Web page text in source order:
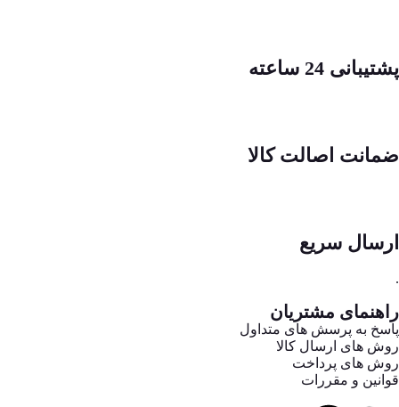
پشتیبانی 24 ساعته
ضمانت اصالت کالا
ارسال سریع
.
راهنمای مشتریان
پاسخ به پرسش های متداول
روش های ارسال کالا
روش های پرداخت
قوانین و مقررات